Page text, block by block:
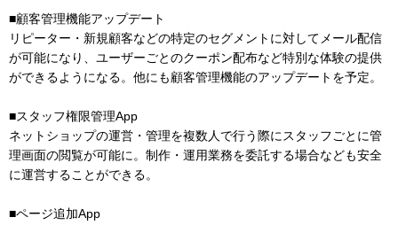
■顧客管理機能アップデート
リピーター・新規顧客などの特定のセグメントに対してメール配信
が可能になり、ユーザーごとのクーポン配布など特別な体験の提供
ができるようになる。他にも顧客管理機能のアップデートを予定。
■スタッフ権限管理App
ネットショップの運営・管理を複数人で行う際にスタッフごとに管
理画面の閲覧が可能に。制作・運用業務を委託する場合なども安全
に運営することができる。
■ページ追加App